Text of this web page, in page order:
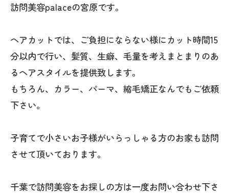
訪問美容palaceの宮原です。
ヘアカットでは、ご負担にならない様にカット時間15
分以内で行い、髪質、生癖、毛量を考えまとまりのあ
るヘアスタイルを提供致します。
もちろん、カラー、パーマ、縮毛矯正なんでもご依頼
下さい。
子育てで小さいお子様がいらっしゃる方のお家も訪問
させて頂いております。
千葉で訪問美容をお探しの方は一度お問い合わせ下さ